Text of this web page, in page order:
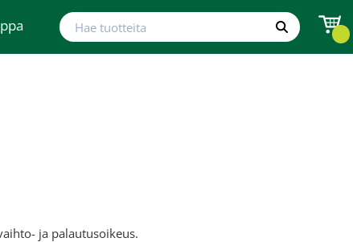
Hae tuotteita
Hae
ja palautusoikeus.